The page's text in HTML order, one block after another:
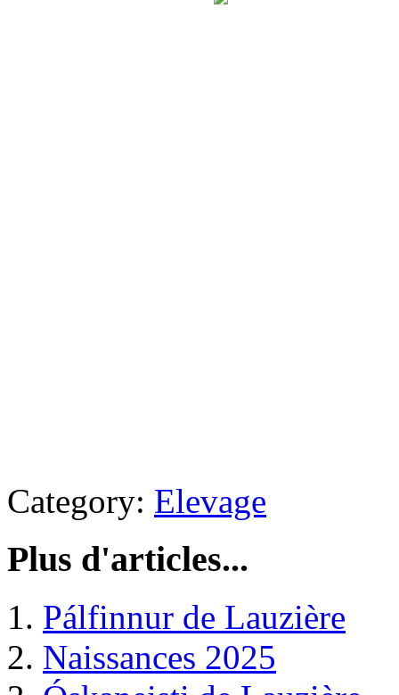
Category: Elevage
Plus d'articles...
Pálfinnur de Lauzière
Naissances 2025